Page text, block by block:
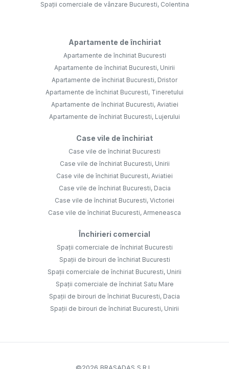
Spații comerciale de vânzare Bucuresti, Colentina
Apartamente de închiriat
Apartamente de închiriat Bucuresti
Apartamente de închiriat Bucuresti, Unirii
Apartamente de închiriat Bucuresti, Dristor
Apartamente de închiriat Bucuresti, Tineretului
Apartamente de închiriat Bucuresti, Aviatiei
Apartamente de închiriat Bucuresti, Lujerului
Case vile de închiriat
Case vile de închiriat Bucuresti
Case vile de închiriat Bucuresti, Unirii
Case vile de închiriat Bucuresti, Aviatiei
Case vile de închiriat Bucuresti, Dacia
Case vile de închiriat Bucuresti, Victoriei
Case vile de închiriat Bucuresti, Armeneasca
Închirieri comercial
Spații comerciale de închiriat Bucuresti
Spații de birouri de închiriat Bucuresti
Spații comerciale de închiriat Bucuresti, Unirii
Spații comerciale de închiriat Satu Mare
Spații de birouri de închiriat Bucuresti, Dacia
Spații de birouri de închiriat Bucuresti, Unirii